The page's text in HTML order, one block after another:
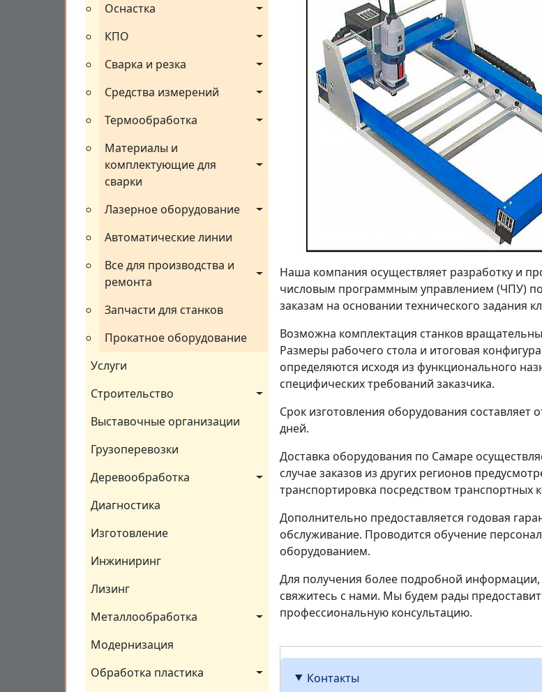
Оснастка
КПО
Сварка и резка
Средства измерений
Термообработка
Материалы и
комплектующие для
сварки
Лазерное оборудование
Автоматические линии
Все для производства и
ремонта
Запчасти для станков
Прокатное оборудование
Услуги
Строительство
Выставочные организации
Грузоперевозки
Деревообработка
Диагностика
Изготовление
Инжиниринг
Лизинг
Металлообработка
Модернизация
Обработка пластика
Наша компания осуществляет разработку и
числовым программным управлением (ЧПУ)
заказам на основании технического задания
Возможна комплектация станков
Размеры рабочего стола и итоговая
определяются исходя из функционального
специфических требований заказчика.
Срок изготовления оборудования составляет
дней.
Доставка оборудования по Самаре
случае заказов из других регионов
транспортировка посредством транспортных
Дополнительно предоставляется годовая
обслуживание. Проводится обучение
оборудованием.
Для получения более подробной информации,
свяжитесь с нами. Мы будем рады
профессиональную консультацию.
Контакты